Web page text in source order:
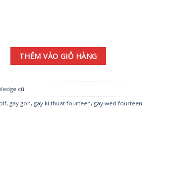
THÊM VÀO GIỎ HÀNG
cũ
, gay gon, gay ki thuat fourteen, gay wed fourteen